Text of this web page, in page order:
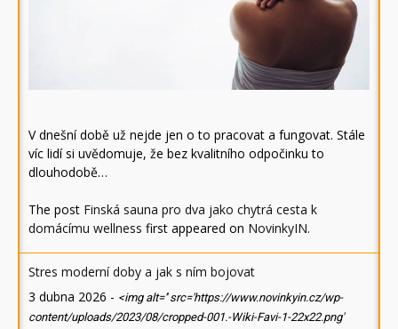
V dnešní době už nejde jen o to pracovat a fungovat. Stále
víc lidí si uvědomuje, že bez kvalitního odpočinku to
dlouhodobě…
The post Finská sauna pro dva jako chytrá cesta k
domácímu wellness first appeared on NovinkyIN.
Stres moderní doby a jak s ním bojovat
3 dubna 2026 - <img alt='' src='https://www.novinkyin.cz/wp-
content/uploads/2023/08/cropped-001.-Wiki-Favi-1-22x22.png'